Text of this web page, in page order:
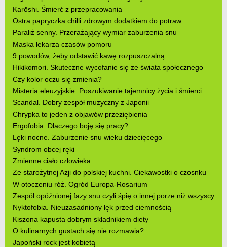
Karōshi. Śmierć z przepracowania
Ostra papryczka chilli zdrowym dodatkiem do potraw
Paraliż senny. Przerażający wymiar zaburzenia snu
Maska lekarza czasów pomoru
9 powodów, żeby odstawić kawę rozpuszczalną
Hikikomori. Skuteczne wycofanie się ze świata społecznego
Czy kolor oczu się zmienia?
Misteria eleuzyjskie. Poszukiwanie tajemnicy życia i śmierci
Scandal. Dobry zespół muzyczny z Japonii
Chrypka to jeden z objawów przeziębienia
Ergofobia. Dlaczego boję się pracy?
Lęki nocne. Zaburzenie snu wieku dziecięcego
Syndrom obcej ręki
Zmienne ciało człowieka
Ze starożytnej Azji do polskiej kuchni. Ciekawostki o czosnku
W otoczeniu róż. Ogród Europa-Rosarium
Zespół opóźnionej fazy snu czyli śpię o innej porze niż wszyscy
Nyktofobia. Nieuzasadniony lęk przed ciemnością
Kiszona kapusta dobrym składnikiem diety
O kulinarnych gustach się nie rozmawia?
Japoński rock jest kobietą